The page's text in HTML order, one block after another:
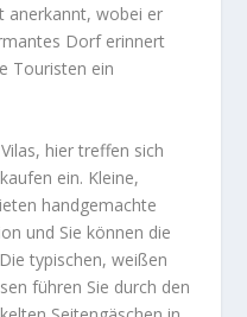
anerkannt, wobei er
Dorf erinnert
Touristen ein
hier treffen sich
ein. Kleine,
handgemachte
und Sie können die
typischen, weißen
führen Sie durch den